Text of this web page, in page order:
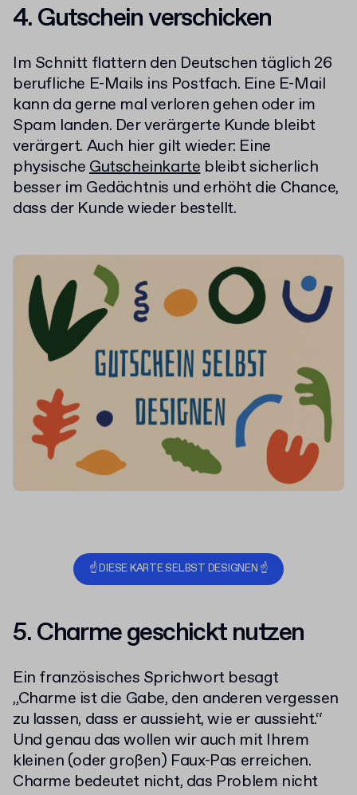
4. Gutschein verschicken
Im Schnitt flattern den Deutschen täglich 26
berufliche E-Mails ins Postfach. Eine E-Mail
kann da gerne mal verloren gehen oder im
Spam landen. Der verärgerte Kunde bleibt
verärgert. Auch hier gilt wieder: Eine
physischeGutscheinkartebleibt sicherlich
besser im Gedächtnis und erhöht die Chance,
dass der Kunde wieder bestellt.
☝️ DIESE KARTE SELBST DESIGNEN ☝️
5. Charme geschickt nutzen
Ein französisches Sprichwort besagt
„Charme ist die Gabe, den anderen vergessen
zu lassen, dass er aussieht, wie er aussieht.“
Und genau das wollen wir auch mit Ihrem
kleinen (oder großen) Faux-Pas erreichen.
Charme bedeutet nicht, das Problem nicht